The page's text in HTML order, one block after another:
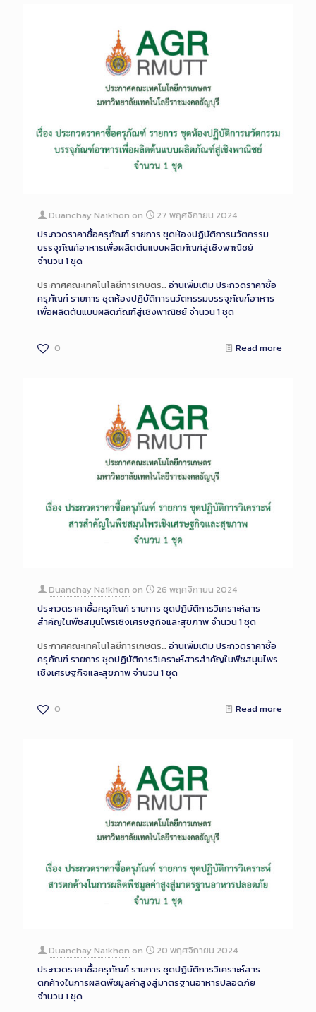
Duanchay Naikhon on
27 พฤศจิกายน 2024
ประกวดราคาซื้อครุภัณฑ์ รายการ ชุดห้องปฏิบัติการนวัตกรรม
บรรจุภัณฑ์อาหารเพื่อผลิตต้นแบบผลิตภัณฑ์สู่เชิงพาณิชย์
จำนวน 1 ชุด
ประกาศคณะเทคโนโลยีการเกษตร… อ่านเพิ่มเติมประกวดราคาซื้อ
ครุภัณฑ์ รายการ ชุดห้องปฏิบัติการนวัตกรรมบรรจุภัณฑ์อาหาร
เพื่อผลิตต้นแบบผลิตภัณฑ์สู่เชิงพาณิชย์ จำนวน 1 ชุด
0 Read more
Duanchay Naikhon on
26 พฤศจิกายน 2024
ประกวดราคาซื้อครุภัณฑ์ รายการ ชุดปฏิบัติการวิเคราะห์สาร
สำคัญในพืชสมุนไพรเชิงเศรษฐกิจและสุขภาพ จำนวน 1 ชุด
ประกาศคณะเทคโนโลยีการเกษตร… อ่านเพิ่มเติมประกวดราคาซื้อ
ครุภัณฑ์ รายการ ชุดปฏิบัติการวิเคราะห์สารสำคัญในพืชสมุนไพร
เชิงเศรษฐกิจและสุขภาพ จำนวน 1 ชุด
0 Read more
Duanchay Naikhon on
20 พฤศจิกายน 2024
ประกวดราคาซื้อครุภัณฑ์ รายการ ชุดปฏิบัติการวิเคราะห์สาร
ตกค้างในการผลิตพืชมูลค่าสูงสู่มาตรฐานอาหารปลอดภัย
จำนวน 1 ชุด